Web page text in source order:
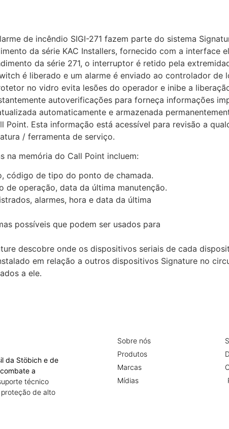
de incêndio SIGI-271 fazem parte do sistema
da série KAC Installers, fornecido com a interface
da série 271, o interruptor é retido pela
é liberado e um alarme é enviado ao controlador de
no vidro evita lesões do operador e inibe a
autoverificações para forneça informações
automaticamente e armazenada
Point. Esta informação está acessível para revisão a
/ ferramenta de serviço.
na memória do Call Point incluem:
código de tipo do ponto de chamada.
de operação, data da última manutenção.
alarmes, hora e data da última
possíveis que podem ser usados ​​para
descobre onde os dispositivos seriais de cada
em relação a outros dispositivos Signature no
a ele.
da Stöbich e de
a
técnico
de alto
Sobre nós
Produtos
Marcas
Mídias